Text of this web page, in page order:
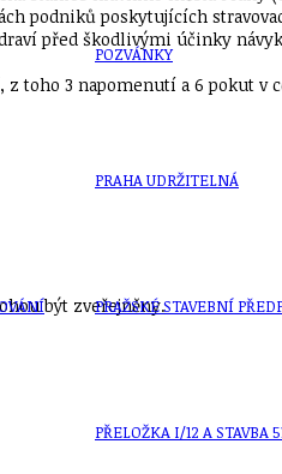
POZVÁNKY
PRAHA UDRŽITELNÁ
PRAŽSKÉ STAVEBNÍ
PŘELOŽKA I/12 A STAVBA
podniků poskytujících
před škodlivými účinky
3 napomenutí a 6 pokut v
být zveřejněny.